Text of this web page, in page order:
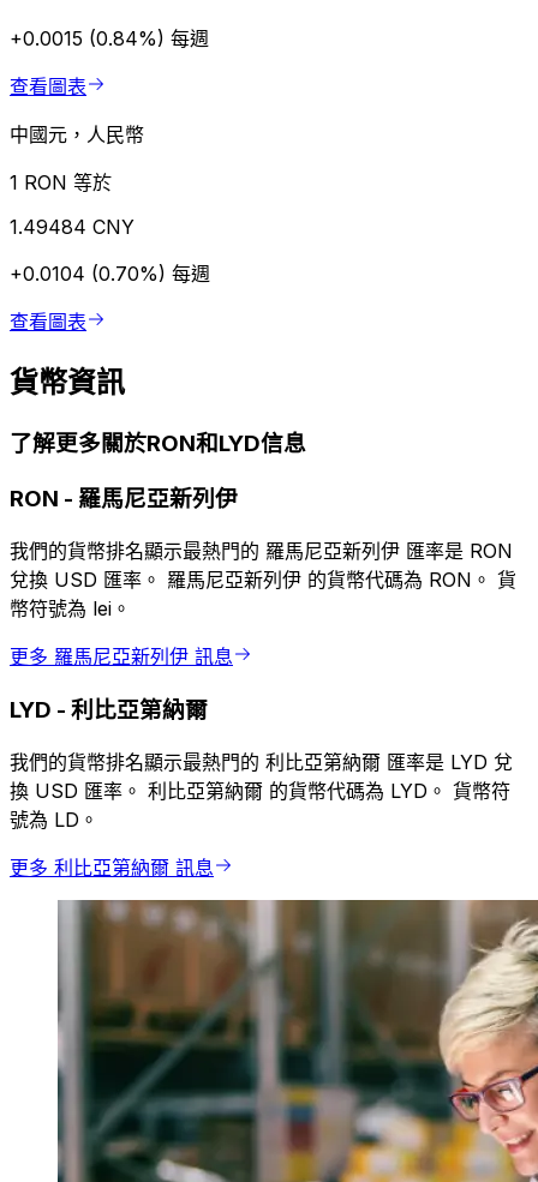
+0.0015 (0.84%) 每週
查看圖表
中國元，人民幣
1 RON 等於
1.49484 CNY
+0.0104 (0.70%) 每週
查看圖表
貨幣資訊
了解更多關於RON和LYD信息
RON - 羅馬尼亞新列伊
我們的貨幣排名顯示最熱門的 羅馬尼亞新列伊 匯率是 RON
兌換 USD 匯率。 羅馬尼亞新列伊 的貨幣代碼為 RON。 貨
幣符號為 lei。
更多 羅馬尼亞新列伊 訊息
LYD - 利比亞第納爾
我們的貨幣排名顯示最熱門的 利比亞第納爾 匯率是 LYD 兌
換 USD 匯率。 利比亞第納爾 的貨幣代碼為 LYD。 貨幣符
號為 LD。
更多 利比亞第納爾 訊息